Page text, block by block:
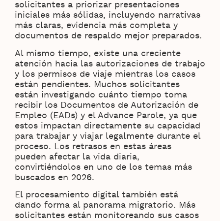
solicitantes a priorizar presentaciones
iniciales más sólidas, incluyendo narrativas
más claras, evidencia más completa y
documentos de respaldo mejor preparados.
Al mismo tiempo, existe una creciente
atención hacia las autorizaciones de trabajo
y los permisos de viaje mientras los casos
están pendientes. Muchos solicitantes
están investigando cuánto tiempo toma
recibir los Documentos de Autorización de
Empleo (EADs) y el Advance Parole, ya que
estos impactan directamente su capacidad
para trabajar y viajar legalmente durante el
proceso. Los retrasos en estas áreas
pueden afectar la vida diaria,
convirtiéndolos en uno de los temas más
buscados en 2026.
El procesamiento digital también está
dando forma al panorama migratorio. Más
solicitantes están monitoreando sus casos